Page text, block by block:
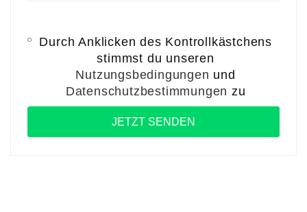
Durch Anklicken des Kontrollkästchens
stimmst du unseren
Nutzungsbedingungen und
Datenschutzbestimmungen zu